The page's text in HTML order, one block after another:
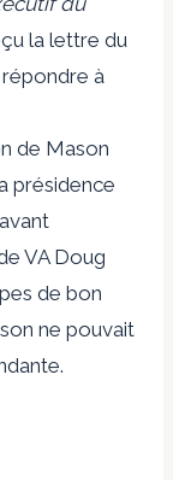
la lettre du
à
de Mason
présidence
VA Doug
de bon
ne pouvait